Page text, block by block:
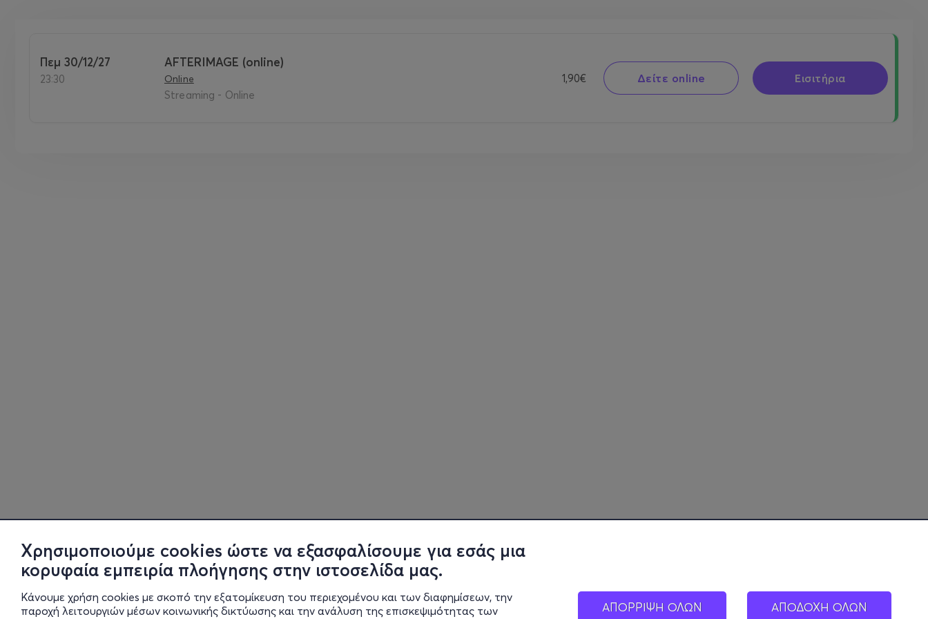
Χρησιμοποιούμε cookies ώστε να εξασφαλίσουμε για εσάς μια
κορυφαία εμπειρία πλοήγησης στην ιστοσελίδα μας.
Κάνουμε χρήση cookies με σκοπό την εξατομίκευση του περιεχομένου και των διαφημίσεων, την
παροχή λειτουργιών μέσων κοινωνικής δικτύωσης και την ανάλυση της επισκεψιμότητας των
ΑΠΟΡΡΙΨΗ ΟΛΩΝ ΑΠΟΔΟΧΗ ΟΛΩΝ
Πεμ 30/12/27
23:30
AFTERIMAGE (online)
Online
Streaming - Online
1,90€ Δείτε online Εισιτήρια